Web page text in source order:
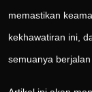
memastikan
kekhawatiran ini,
semuanya